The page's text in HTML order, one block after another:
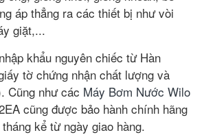
áp thẳng ra các thiết bị như vòi
giặt,...
khẩu nguyên chiếc từ Hàn
tờ chứng nhận chất lượng và
Cũng như các Máy Bơm Nước Wilo
cũng được bảo hành chính hãng
kể từ ngày giao hàng.